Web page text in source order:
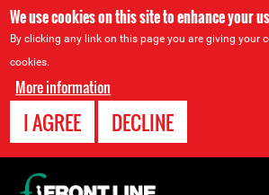
We use cookies on this site to enhance your
By clicking any link on this page you are giving your
cookies.
More information
I AGREE DECLINE
Back